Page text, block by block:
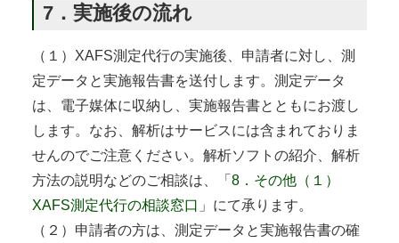
7．実施後の流れ
（１）XAFS測定代行の実施後、申請者に対し、測
定データと実施報告書を送付します。測定データ
は、電子媒体に収納し、実施報告書とともにお渡し
します。なお、解析はサービスには含まれておりま
せんのでご注意ください。解析ソフトの紹介、解析
方法の説明などのご相談は、「 8．その他（１）
XAFS測定代行の相談窓口 」にて承ります。
（２）申請者の方は、測定データと実施報告書の確